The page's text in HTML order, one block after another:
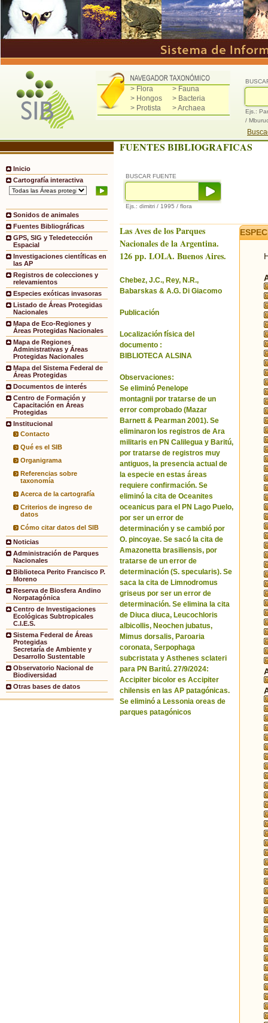
> Flora
> Fauna
> Hongos
> Bacteria
> Protista
> Archaea
Ejs.:
/
Inicio
Cartografía interactiva
Sonidos de animales
Fuentes Bibliográficas
GPS, SIG y Teledetección
Espacial
Investigaciones científicas en
las AP
Registros de colecciones y
relevamientos
Especies exóticas invasoras
Listado de Áreas Protegidas
Nacionales
Mapa de Eco-Regiones y
Áreas Protegidas Nacionales
Mapa de Regiones
Administrativas y Áreas
Protegidas Nacionales
Mapa del Sistema Federal de
Áreas Protegidas
Documentos de interés
Centro de Formación y
Capacitación en Áreas
Protegidas
Institucional
Contacto
Qué es el SIB
Organigrama
Referencias sobre
taxonomía
Acerca de la cartografía
Criterios de ingreso de
datos
Cómo citar datos del SIB
Noticias
Administración de Parques
Nacionales
Biblioteca Perito Francisco P.
Moreno
Reserva de Biosfera Andino
Norpatagónica
Centro de Investigaciones
Ecológicas Subtropicales
C.I.E.S.
Sistema Federal de Áreas
Protegidas
Secretaría de Ambiente y
Desarrollo Sustentable
Observatorio Nacional de
Biodiversidad
Otras bases de datos
FUENTES BIBLIOGRAFICAS
BUSCAR FUENTE
Ejs.: dimitri / 1995 / flora
Las Aves de los Parques
Nacionales de la Argentina.
126 pp. LOLA. Buenos Aires.
Chebez, J.C., Rey, N.R.,
Babarskas & A.G. Di Giacomo
Publicación
Localización física del
documento :
BIBLIOTECA ALSINA
Observaciones:
Se eliminó Penelope
montagnii por tratarse de un
error comprobado (Mazar
Barnett & Pearman 2001). Se
eliminaron los registros de Ara
militaris en PN Calilegua y Baritú,
por tratarse de registros muy
antiguos, la presencia actual de
la especie en estas áreas
requiere confirmación. Se
eliminó la cita de Oceanites
oceanicus para el PN Lago Puelo,
por ser un error de
determinación y se cambió por
O. pincoyae. Se sacó la cita de
Amazonetta brasiliensis, por
tratarse de un error de
determinación (S. specularis). Se
saca la cita de Limnodromus
griseus por ser un error de
determinación. Se elimina la cita
de Diuca diuca, Leucochloris
albicollis, Neochen jubatus,
Mimus dorsalis, Paroaria
coronata, Serpophaga
subcristata y Asthenes sclateri
para PN Baritú. 27/9/2024:
Accipiter bicolor es Accipiter
chilensis en las AP patagónicas.
Se eliminó a Lessonia oreas de
parques patagónicos